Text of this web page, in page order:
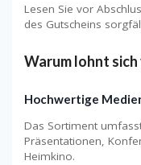
Lesen Sie vor
des Gutscheins
Warum lohnt
Hochwertige
Das Sortiment
Präsentationen,
Heimkino.